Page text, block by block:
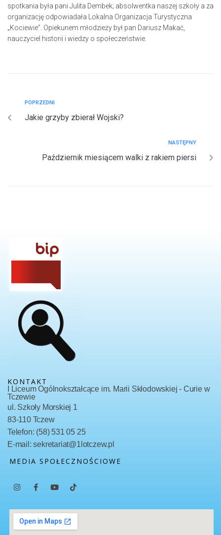
spotkania była pani Julita Dembek; absolwentka naszej szkoły a za
organizację odpowiadała Lokalna Organizacja Turystyczna
„Kociewie”. Opiekunem młodzieży był pan Dariusz Makać,
nauczyciel historii i wiedzy o społeczeństwie.
POPRZEDNI
Jakie grzyby zbierał Wojski?
NASTĘPNY
Październik miesiącem walki z rakiem piersi
KONTAKT
I Liceum Ogólnokształcące im. Marii Skłodowskiej - Curie w
Tczewie
ul. Szkoły Morskiej 1
83-110 Tczew
Telefon: (58) 531 05 25
E-mail: sekretariat@1lotczew.pl
MEDIA SPOŁECZNOŚCIOWE